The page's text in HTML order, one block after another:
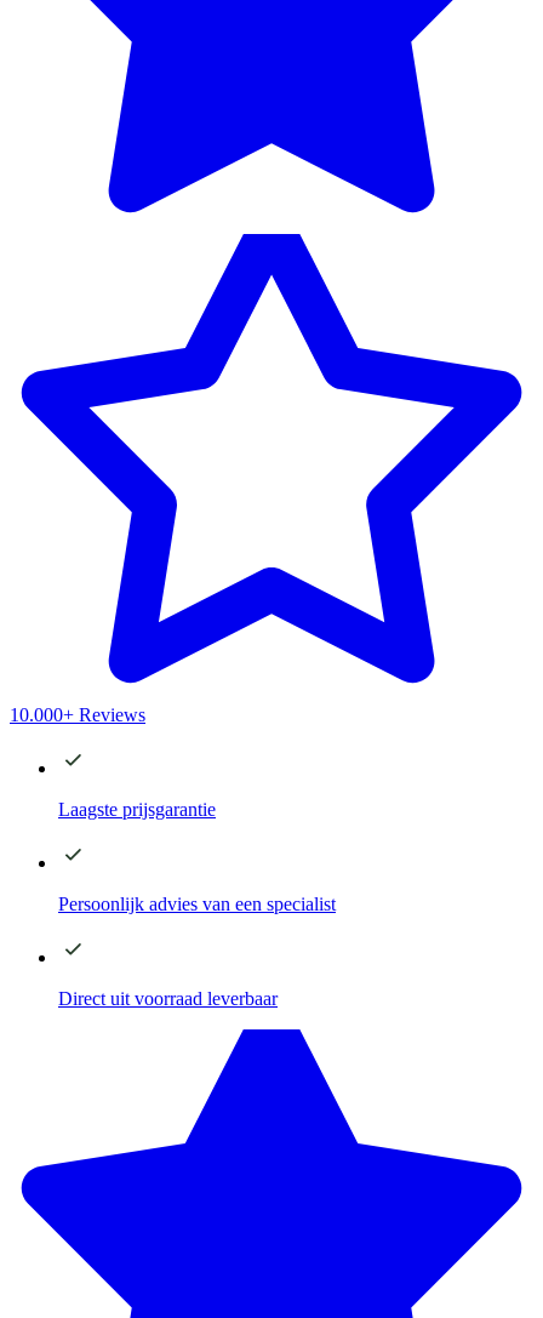
10.000+ Reviews
Laagste prijsgarantie
Persoonlijk advies van een specialist
Direct uit voorraad leverbaar